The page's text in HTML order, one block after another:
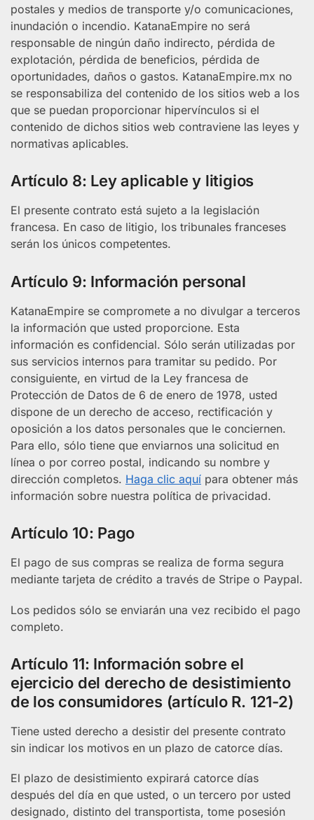
postales y medios de transporte y/o comunicaciones,
inundación o incendio. KatanaEmpire no será
responsable de ningún daño indirecto, pérdida de
explotación, pérdida de beneficios, pérdida de
oportunidades, daños o gastos. KatanaEmpire.mx no
se responsabiliza del contenido de los sitios web a los
que se puedan proporcionar hipervínculos si el
contenido de dichos sitios web contraviene las leyes y
normativas aplicables.
Artículo 8: Ley aplicable y litigios
El presente contrato está sujeto a la legislación
francesa. En caso de litigio, los tribunales franceses
serán los únicos competentes.
Artículo 9: Información personal
KatanaEmpire se compromete a no divulgar a terceros
la información que usted proporcione. Esta
información es confidencial. Sólo serán utilizadas por
sus servicios internos para tramitar su pedido. Por
consiguiente, en virtud de la Ley francesa de
Protección de Datos de 6 de enero de 1978, usted
dispone de un derecho de acceso, rectificación y
oposición a los datos personales que le conciernen.
Para ello, sólo tiene que enviarnos una solicitud en
línea o por correo postal, indicando su nombre y
dirección completos. Haga clic aquí para obtener más
información sobre nuestra política de privacidad.
Artículo 10: Pago
El pago de sus compras se realiza de forma segura
mediante tarjeta de crédito a través de Stripe o Paypal.
Los pedidos sólo se enviarán una vez recibido el pago
completo.
Artículo 11: Información sobre el
ejercicio del derecho de desistimiento
de los consumidores (artículo R. 121-2)
Tiene usted derecho a desistir del presente contrato
sin indicar los motivos en un plazo de catorce días.
El plazo de desistimiento expirará catorce días
después del día en que usted, o un tercero por usted
designado, distinto del transportista, tome posesión